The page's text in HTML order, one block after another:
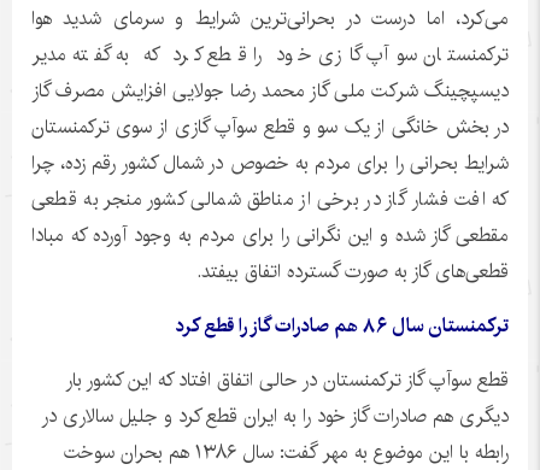
می‌کرد، اما درست در بحرانی‌ترین شرایط و سرمای شدید هوا
ترکمنستان سوآپ گازی خود را قطع کرد که به گفته مدیر
دیسپچینگ شرکت ملی گاز محمد رضا جولایی افزایش مصرف گاز
در بخش خانگی از یک سو و قطع سوآپ گازی از سوی ترکمنستان
شرایط بحرانی را برای مردم به خصوص در شمال کشور رقم زده، چرا
که افت فشار گاز در برخی از مناطق شمالی کشور منجر به قطعی
مقطعی گاز شده و این نگرانی را برای مردم به وجود آورده که مبادا
قطعی‌های گاز به صورت گسترده اتفاق بیفتد.
ترکمنستان سال ۸۶ هم صادرات گاز را قطع کرد
قطعسوآپگاز ترکمنستان در حالی اتفاق افتاد که این کشور بار
دیگری هم صادرات گاز خود را به ایران قطع کرد و جلیل سالاری در
رابطه با این موضوع به مهر گفت: سال
هم بحران سوخت